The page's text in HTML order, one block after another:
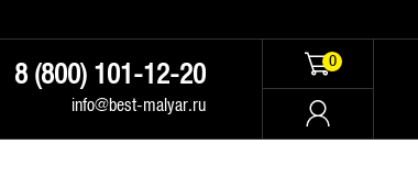
8 (800) 101-12-20
info@best-malyar.ru
0